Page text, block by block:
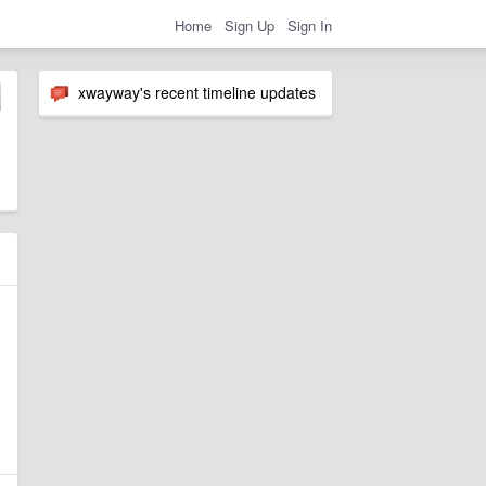
Home Sign Up Sign In
xwayway's recent timeline updates